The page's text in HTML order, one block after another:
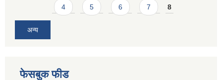
4 5 6 7 8
अन्य
फेसबुक फीड